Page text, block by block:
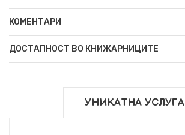
КОМЕНТАРИ
ДОСТАПНОСТ ВО КНИЖАРНИЦИТЕ
УНИКАТНА УСЛУГА